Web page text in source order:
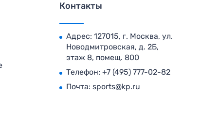
Контакты
Адрес: 127015, г. Москва, ул.
Новодмитровская, д. 2Б,
этаж 8, помещ. 800
Телефон: +7 (495) 777-02-82
Почта: sports@kp.ru